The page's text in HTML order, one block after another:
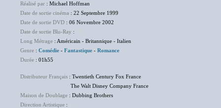
Réalisé par : Michael Hoffman
Date de sortie cinéma : 22 Septembre 1999
Date de sortie DVD : 06 Novembre 2002
Date de sortie Blu-Ray :
Long Métrage : Américain - Britannique - Italien
Genre : Comédie - Fantastique - Romance
Durée : 01h55
Distributeur Français : Twentieth Century Fox France
The Walt Disney Company France
Maison de Doublage : Dubbing Brothers
Direction Artistique :